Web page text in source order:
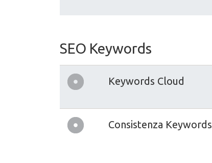
SEO Keywords
Keywords Cloud
Consistenza Keywords